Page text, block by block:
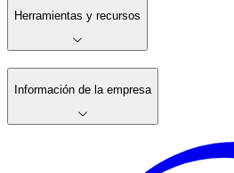
Herramientas y recursos
Información de la empresa